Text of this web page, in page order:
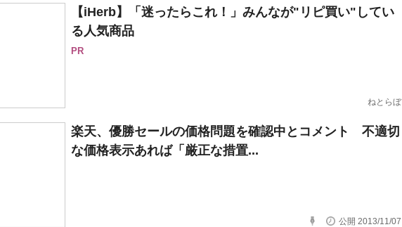
【iHerb】「迷ったらこれ！」みんなが"リピ買い"してい
る人気商品
PR
ねとらぼ
楽天、優勝セールの価格問題を確認中とコメント 不適切
な価格表示あれば「厳正な措置...
公開 2013/11/07